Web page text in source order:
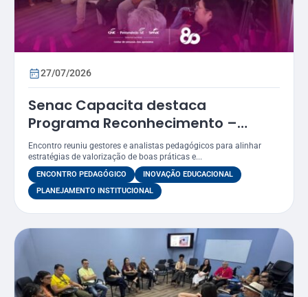
27/07/2026
Senac Capacita destaca
Programa Reconhecimento –
Prêmio Atena como estratégia
para valorizar práticas
educacionais
Encontro reuniu gestores e analistas pedagógicos para alinhar
estratégias de valorização de boas práticas e...
ENCONTRO PEDAGÓGICO
INOVAÇÃO EDUCACIONAL
PLANEJAMENTO INSTITUCIONAL